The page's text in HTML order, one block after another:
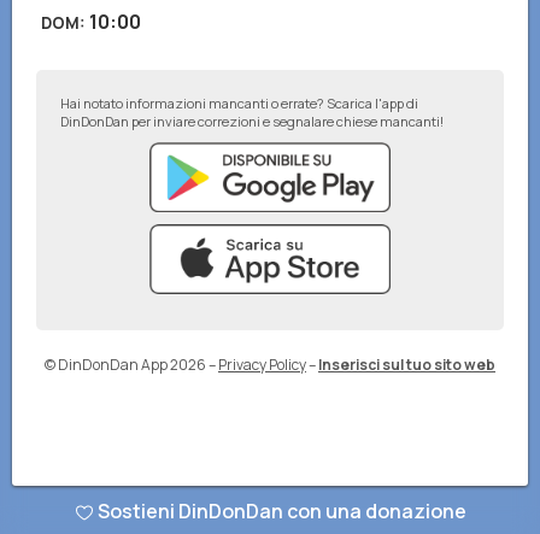
DOM: 10:00
Hai notato informazioni mancanti o errate? Scarica l'app di
DinDonDan per inviare correzioni e segnalare chiese mancanti!
© DinDonDan App 2026–Privacy Policy–Inserisci sul tuo sito web
Sostieni DinDonDan con una donazione